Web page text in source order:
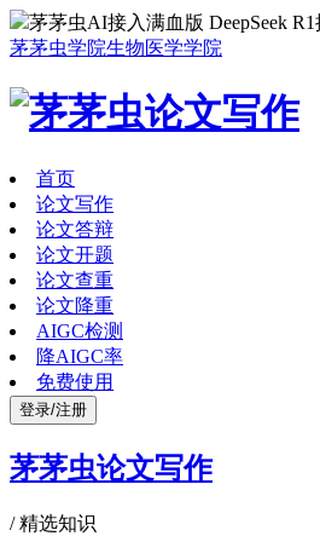
茅茅虫AI接入满血版 DeepSeek
茅茅虫学院生物医学学院
首页
论文写作
论文答辩
论文开题
论文查重
论文降重
AIGC检测
降AIGC率
免费使用
登录/注册
茅茅虫论文写作
/精选知识